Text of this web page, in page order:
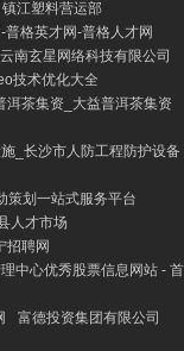
镇江塑料营运部
普格英才网-普格人才网
云南玄星网络科技有限公司
技术优化大全
洱茶集资_大益普洱茶集资
_长沙市人防工程防护设备
策划一站式服务平台
人才市场
招聘网
中心优秀股票信息网站 - 首
富德投资集团有限公司